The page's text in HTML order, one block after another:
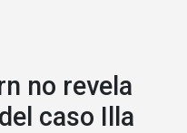
no revela
caso Illa